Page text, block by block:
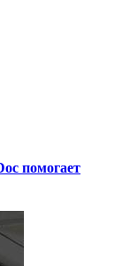
помогает